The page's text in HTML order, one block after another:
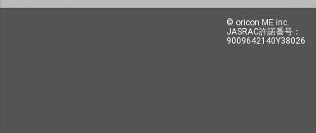
© oricon ME inc.
JASRAC許諾番号：
9009642140Y38026